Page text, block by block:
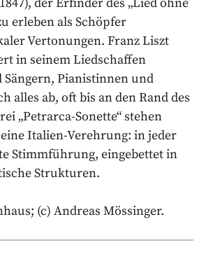
erleben als Schöpfer
Vertonungen. Franz Liszt
in seinem Liedschaffen
Sängern, Pianistinnen und
alles ab, oft bis an den Rand des
„Petrarca-Sonette“ stehen
Italien-Verehrung: in jeder
Stimmführung, eingebettet in
Strukturen.
(c) Andreas Mössinger.